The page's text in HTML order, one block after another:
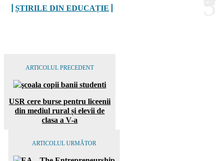
ȘTIRILE DIN EDUCAȚIE
ARTICOLUL PRECEDENT
USR cere burse pentru liceenii
din mediul rural și elevii de
clasa a V-a
ARTICOLUL URMĂTOR